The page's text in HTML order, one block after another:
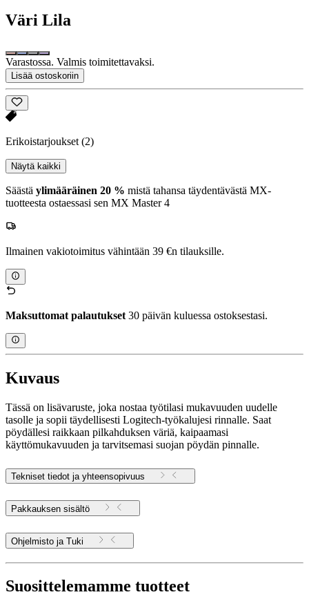
Väri Lila
Varastossa. Valmis toimitettavaksi.
Lisää ostoskoriin
Erikoistarjoukset(2)
Näytä kaikki
Säästä ylimääräinen 20 % mistä tahansa täydentävästä MX-
tuotteesta ostaessasi sen MX Master 4
Ilmainen vakiotoimitus vähintään 39 €n tilauksille.
Maksuttomat palautukset 30 päivän kuluessa ostoksestasi.
Kuvaus
Tässä on lisävaruste, joka nostaa työtilasi mukavuuden uudelle
tasolle ja sopii täydellisesti Logitech-työkalujesi rinnalle. Saat
pöydällesi raikkaan pilkahduksen väriä, kaipaamasi
käyttömukavuuden ja tarvitsemasi suojan pöydän pinnalle.
Tekniset tiedot ja yhteensopivuus
Pakkauksen sisältö
Ohjelmisto ja Tuki
Suosittelemamme tuotteet